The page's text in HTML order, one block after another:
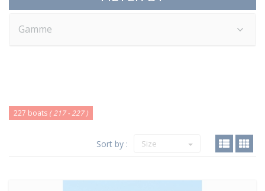
Gamme
227 boats ( 217 - 227 )
Sort by : Size